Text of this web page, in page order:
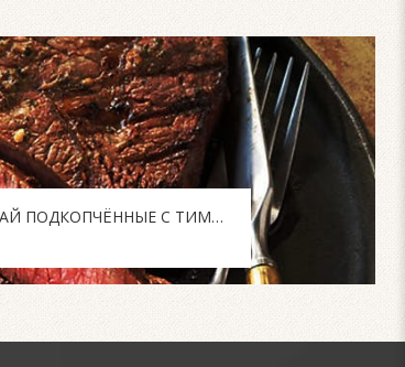
ЧЕСНОЧНО-ГОРЧИЧНЫЕ СТЕЙКИ РИБАЙ ПОДКОПЧЁННЫЕ С ТИМЬЯНОМ